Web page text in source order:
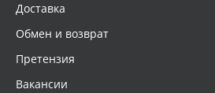
Доставка
Обмен и возврат
Претензия
Вакансии